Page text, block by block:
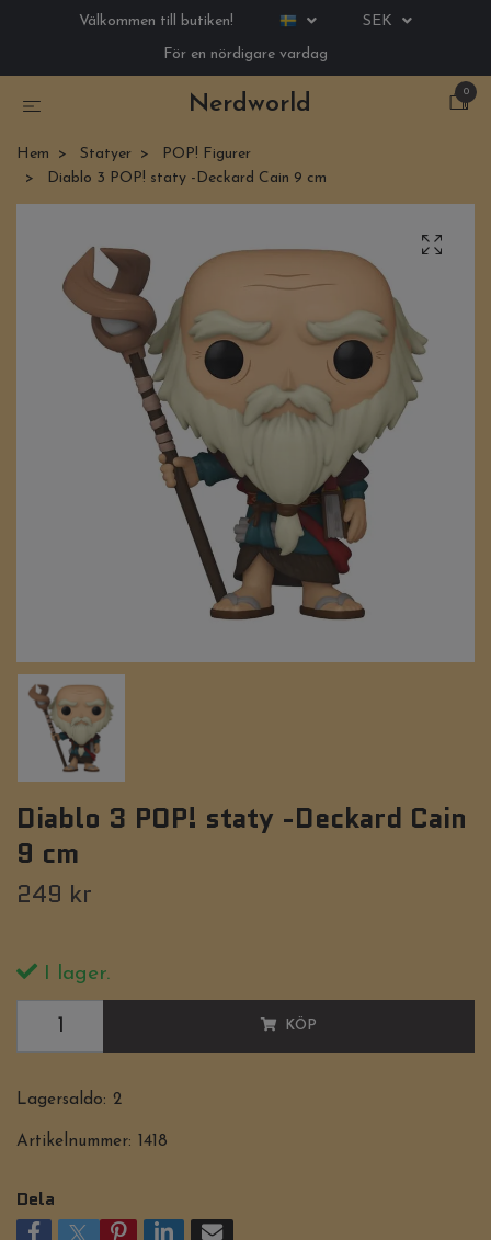
Välkommen till butiken!
SEK
För en nördigare vardag
Nerdworld
0
Hem Statyer
POP! Figurer
Diablo 3 POP! staty -Deckard Cain 9 cm
Diablo 3 POP! staty -Deckard Cain
9 cm
249 kr
I lager.
KÖP
Lagersaldo: 2
Artikelnummer: 1418
Dela